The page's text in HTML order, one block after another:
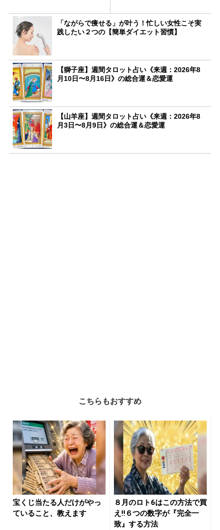
「ながらで痩せる」が叶う！忙しい女性こそ実
践したい２つの【簡単ダイエット習慣】
【獅子座】週間タロット占い《来週：2026年8
月10日〜8月16日》の総合運＆恋愛運
【山羊座】週間タロット占い《来週：2026年8
月3日〜8月9日》の総合運＆恋愛運
こちらもおすすめ
宝くじ当たる人だけがやっ
ていること、教えます
８月のロト6はこの方法で買
え!!６つの数字が『完全一
致』する方法